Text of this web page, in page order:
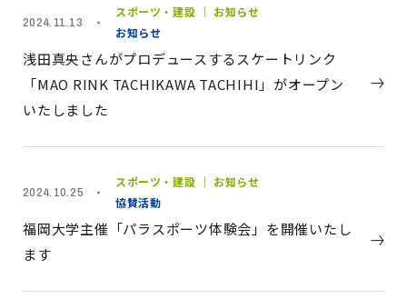
2024.11.13
スポーツ・建設 ｜ お知らせ
お知らせ
浅田真央さんがプロデュースするスケートリンク
「MAO RINK TACHIKAWA TACHIHI」がオープン
いたしました
2024.10.25
スポーツ・建設 ｜ お知らせ
協賛活動
福岡大学主催「パラスポーツ体験会」を開催いたし
ます